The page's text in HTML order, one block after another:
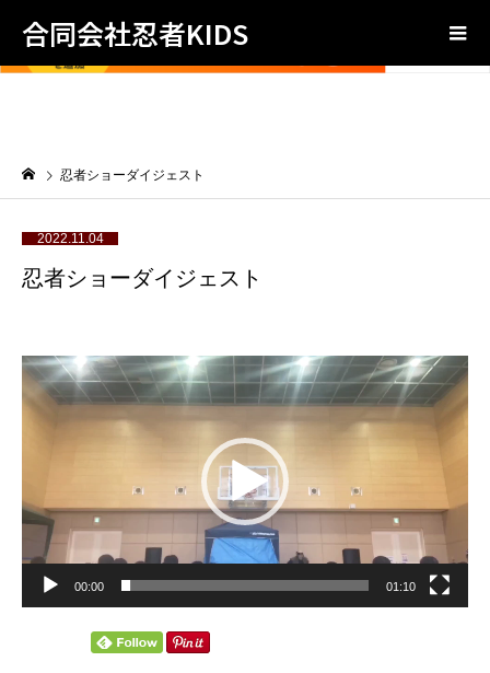
合同会社忍者KIDS
忍者ショーダイジェスト
2022.11.04
忍者ショーダイジェスト
動
画
レ
00:00 01:10